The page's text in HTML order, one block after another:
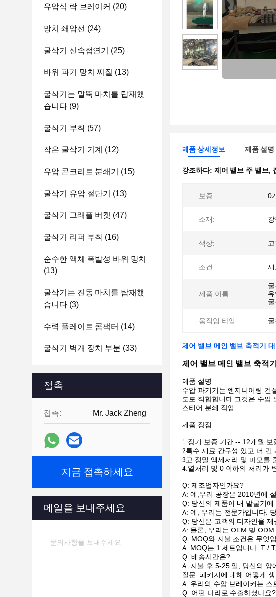
유압식 락 브레이커 (20)
망치 쇄암선 (24)
굴삭기 신속접연기 (25)
바위 파기 망치 찌질 (13)
굴삭기는 말뚝 마치를 탑재했
습니다 (9)
굴삭기 부착 (57)
작은 굴삭기 기계 (12)
유압 콘크리트 분쇄기 (15)
굴삭기 유압 절단기 (13)
굴삭기 그래플 버켓 (47)
굴삭기 리퍼 부착 (16)
순수한 액체 폭발성 바위 망치
(13)
굴삭기는 진동 마치를 탑재했
습니다 (3)
수력 플레이트 콤팩터 (14)
굴삭기 벽개 장치 부분 (33)
접촉
접촉: Mr. Jack Zheng
지금 접촉하세요
메일을 보내주세요
제품 상세정보 제품 설명
강조하다: 제어 밸브 주 밸브,
보증: 0
소재: 강
색상:
조건: 새
제품 이름:
움직임 타입: 굴
제어 밸브 메인 밸브 축적기
제어 밸브 메인 밸브 축적
제품 설명
수압 파기기는 엔지니어링 건
도로 적합합니다.그것은 수압
스티어 분쇄 작업.
제품 장점:
1.장기 보증 기간 -- 12개월 보
2특수 재료:간구성 있고 더
3고 정밀 액세서리 및 마모를
4.열처리 및 0 이하의 처리가
Q: 제조업자인가요?
A: 예,우리 공장은 2010년에
Q: 당신의 제품이 내 발굴기
A: 예, 우리는 전문가입니다.
Q: 당신은 고객의 디자인을
A: 물론, 우리는 OEM 및
Q: MOQ와 지불 조건은 무엇
A: MOQ는 1 세트입니다. T /
Q: 배송시간은?
A: 지불 후 5-25 일, 당신의 양
질문: 패키지에 대해 어떻게
A: 우리의 수압 브레이커는 스
Q: 어떤 나라로 수출하셨나요?